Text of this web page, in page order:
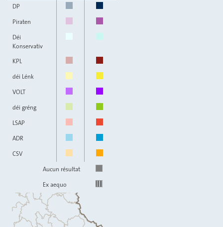
DP
Piraten
Déi
Konservativ
KPL
déi Lénk
VOLT
déi gréng
LSAP
ADR
CSV
Aucun résultat
Ex aequo